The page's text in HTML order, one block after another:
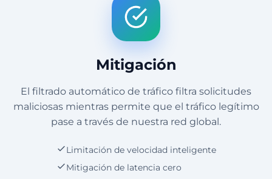
Mitigación
El filtrado automático de tráfico filtra solicitudes
maliciosas mientras permite que el tráfico legítimo
pase a través de nuestra red global.
Limitación de velocidad inteligente
Mitigación de latencia cero